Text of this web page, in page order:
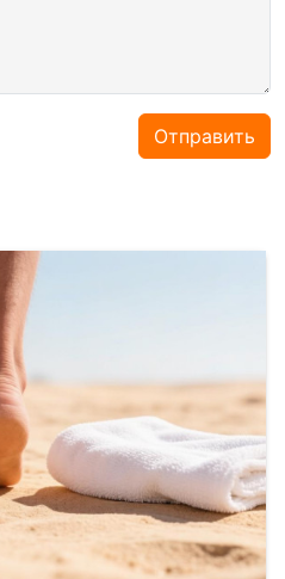
Отправить